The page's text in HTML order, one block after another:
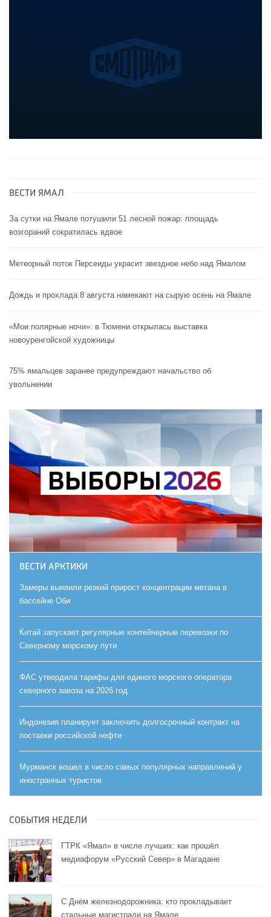
ВЕСТИ ЯМАЛ
За сутки на Ямале потушили 51 лесной пожар: площадь
возгораний сократилась вдвое
Метеорный поток Персеиды украсит звездное небо над Ямалом
Дождь и прохлада 8 августа намекают на сырую осень на Ямале
«Мои полярные ночи»: в Тюмени открылась выставка
новоуренгойской художницы
75% ямальцев заранее предупреждают начальство об
увольнении
ВЕСТИ АРКТИКИ
Замеры выявили резкий прирост концентрации метана в
бассейне Оби
Китай запускает регулярные контейнерные перевозки по
Северному морскому пути
ФАС утвердила тарифы для единого морского оператора
северного завоза на 2026 год
Индонезия планирует заключить долгосрочный контракт на
поставки российской нефти
Мурманск вошел в число самых популярных направлений у
иностранных туристов
СОБЫТИЯ НЕДЕЛИ
ГТРК «Ямал» в числе лучших: как прошёл
медиафорум «Русский Север» в Магадане
С Днём железнодорожника: кто прокладывает
стальные магистрали на Ямале